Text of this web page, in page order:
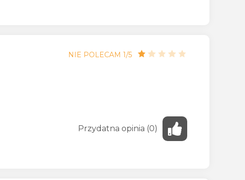
NIE POLECAM 1/5
Przydatna opinia (0)